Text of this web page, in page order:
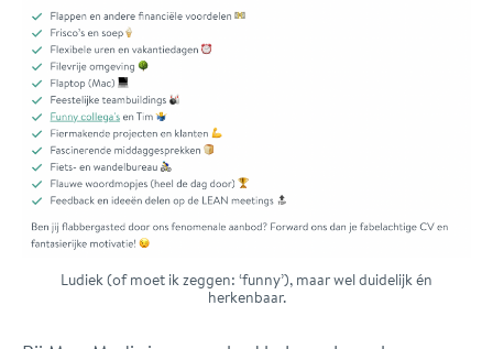
Ludiek (of moet ik zeggen: ‘funny’), maar wel duidelijk én
herkenbaar.